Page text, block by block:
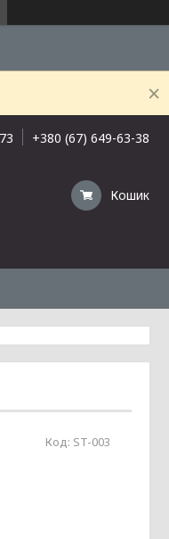
+380 (67) 649-63-38
Кошик
Код: ST-003